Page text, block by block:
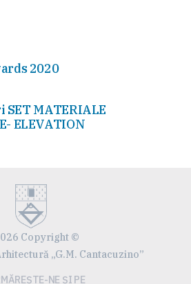
MATERIALE
ELEVATION
2020
Copyright ©
„G.M. Cantacuzino”
NE ȘI PE